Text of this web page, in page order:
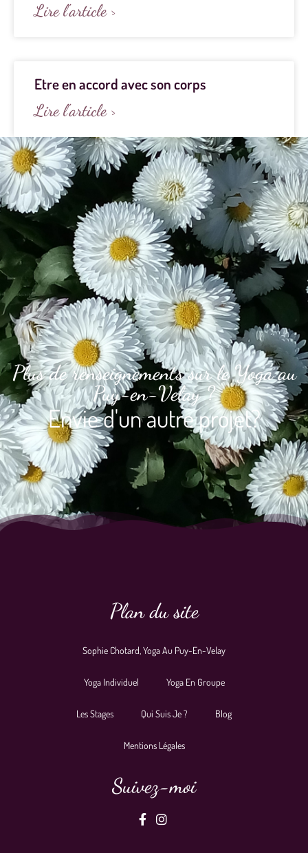
Lire l'article >
Etre en accord avec son corps
Lire l'article >
Plus de renseignements sur le Yoga au
Puy-en-Velay ?
Envie d'un autre projet?
Plan du site
Sophie Chotard, Yoga Au Puy-En-Velay
Yoga Individuel Yoga En Groupe
Les Stages Qui Suis Je ? Blog
Mentions Légales
Suivez-moi